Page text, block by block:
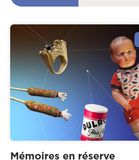
Mémoires en réserve